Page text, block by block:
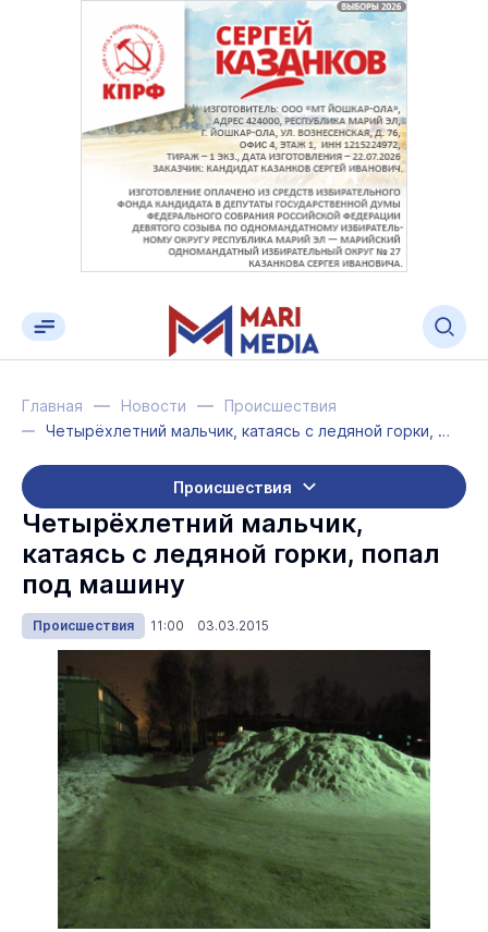
Главная Новости
Происшествия
Четырёхлетний мальчик, катаясь с ледяной горки, попал под машину
Происшествия
Четырёхлетний мальчик,
катаясь с ледяной горки, попал
под машину
Происшествия 11:00 03.03.2015